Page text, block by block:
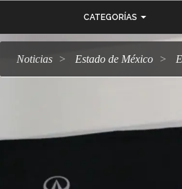
CATEGORÍAS
Noticias Estado de México